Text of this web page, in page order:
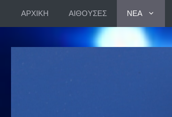
ΑΡΧΙΚΗ ΑΙΘΟΥΣΕΣ ΝΕΑ